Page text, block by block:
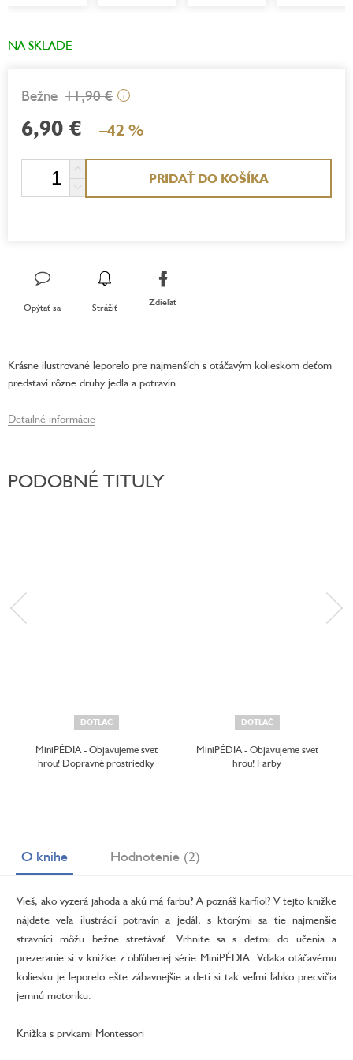
NA SKLADE
11,90 € i
6,90 € –42 %
PRIDAŤ DO KOŠÍKA
Opýtať sa Strážiť Zdieľať
Krásne ilustrované leporelo pre najmenších s otáčavým kolieskom deťom
predstaví rôzne druhy jedla a potravín.
Detailné informácie
PODOBNÉ TITULY
DOTLAČ
MiniPÉDIA - Objavujeme svet
hrou! Dopravné prostriedky
DOTLAČ
MiniPÉDIA - Objavujeme svet
hrou! Farby
O knihe Hodnotenie (2)
Vieš, ako vyzerá jahoda a akú má farbu? A poznáš karfiol? V tejto knižke
nájdete veľa ilustrácií potravín a jedál, s ktorými sa tie najmenšie
stravníci môžu bežne stretávať. Vrhnite sa s deťmi do učenia a
prezeranie si v knižke z obľúbenej série MiniPÉDIA. Vďaka otáčavému
koliesku je leporelo ešte zábavnejšie a deti si tak veľmi ľahko precvičia
jemnú motoriku.
Knižka s prvkami Montessori